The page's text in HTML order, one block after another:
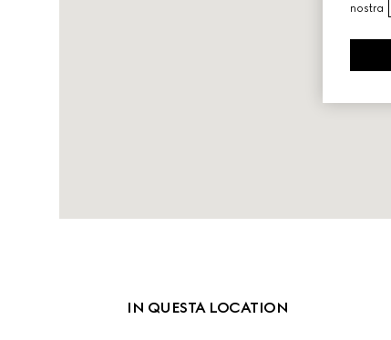
IN QUESTA LOCATION
nostra